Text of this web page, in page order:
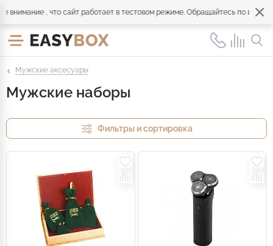
, что сайт работает в тестовом режиме. Обращайтесь по всем
Мужские аксесуары
Мужские наборы
Фильтры и сортировка